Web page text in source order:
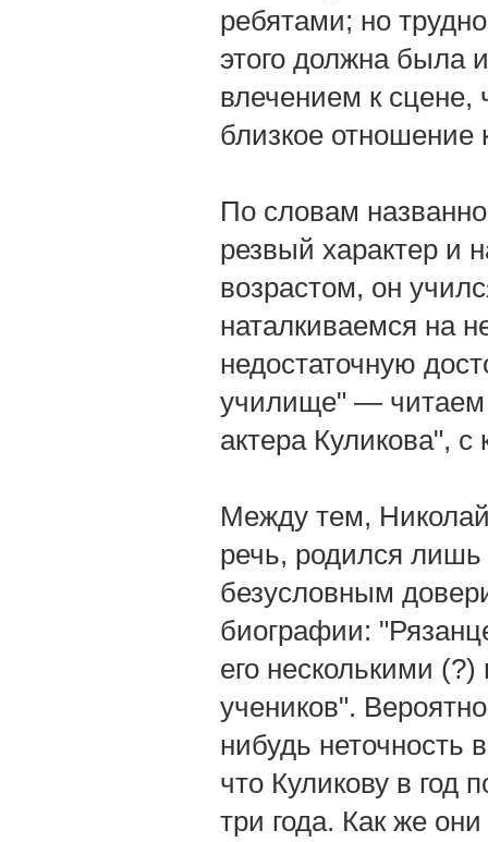
ребятами; но
этого должна была
влечением к сцене,
близкое отношение
По словам
резвый характер и
возрастом, он
наталкиваемся на
недостаточную
училище" —
актера Куликова",
Между тем,
речь, родился лишь
безусловным
биографии:
его несколькими
учеников".
нибудь неточность
что Куликову в год
три года. Как же